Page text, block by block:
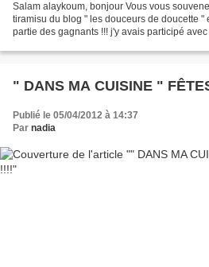
Salam alaykoum, bonjour Vous vous
tiramisu du blog " les douceurs de doucette "
partie des gagnants !!! j'y avais participé avec
" DANS MA CUISINE "
Publié le 05/04/2012 à 14:37
Par nadia